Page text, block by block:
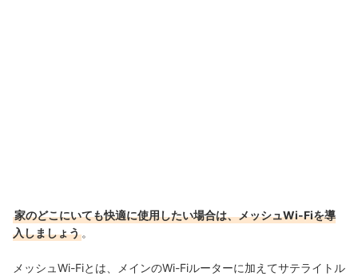
家のどこにいても快適に使用したい場合は、メッシュWi-Fiを導
入しましょう 。
メッシュWi-Fiとは、メインのWi-Fiルーターに加えてサテライトル